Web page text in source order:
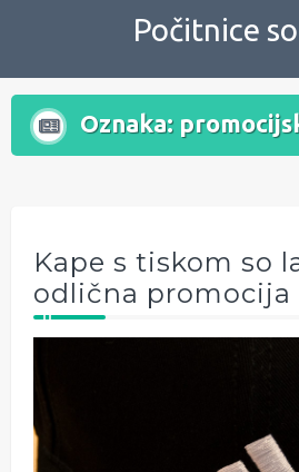
Počitnice
Oznaka:
Kape s tiskom so
odlična promocija